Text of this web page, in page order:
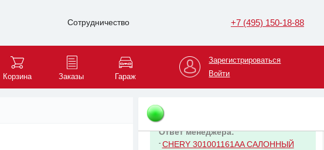
Сотрудничество +7 (495) 150-18-88
Корзина Заказы Гараж
Зарегистрироваться
Войти
CHERY 4801012010 Фильтр
масляный CHERY (Tiggo 4/7/8) EXEED
6 авг 14:29
Запрос клиента:Фильтр салона на
Ответ менеджера:
- CHERY 301001161AA САЛОННЫЙ